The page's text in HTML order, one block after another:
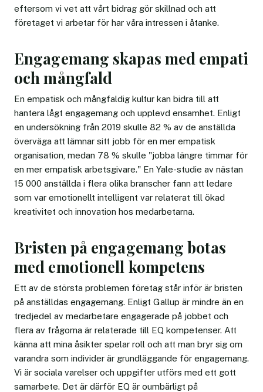
eftersom vi vet att vårt bidrag gör skillnad och att
företaget vi arbetar för har våra intressen i åtanke.
Engagemang skapas med empati
och mångfald
En empatisk och mångfaldig kultur kan bidra till att
hantera lågt engagemang och upplevd ensamhet. Enligt
en undersökning från 2019 skulle 82 % av de anställda
överväga att lämnar sitt jobb för en mer empatisk
organisation, medan 78 % skulle "jobba längre timmar för
en mer empatisk arbetsgivare." En Yale-studie av nästan
15 000 anställda i flera olika branscher fann att ledare
som var emotionellt intelligent var relaterat till ökad
kreativitet och innovation hos medarbetarna.
Bristen på engagemang botas
med emotionell kompetens
Ett av de största problemen företag står inför är bristen
på anställdas engagemang. Enligt Gallup är mindre än en
tredjedel av medarbetare engagerade på jobbet och
flera av frågorna är relaterade till EQ kompetenser. Att
känna att mina åsikter spelar roll och att man bryr sig om
varandra som individer är grundläggande för engagemang.
Vi är sociala varelser och uppgifter utförs med ett gott
samarbete. Det är därför EQ är oumbärligt på